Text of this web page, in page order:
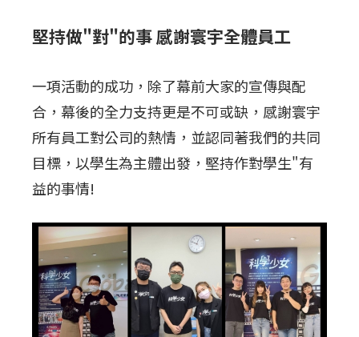
堅持做"對"的事 感謝寰宇全體員工
一項活動的成功，除了幕前大家的宣傳與配
合，幕後的全力支持更是不可或缺，感謝寰宇
所有員工對公司的熱情，並認同著我們的共同
目標，以學生為主體出發，堅持作對學生"有
益的事情!